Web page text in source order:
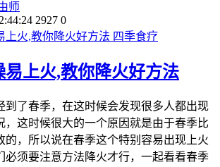
师
2927 0
四季食疗
易上火,教你降火好方法
到了春季，在这时候会发现很多人都出现
，这时候很大的一个原因就是由于春季比
的，所以说在春季这个特别容易出现上火
必须要注意方法降火才行，一起看看春季